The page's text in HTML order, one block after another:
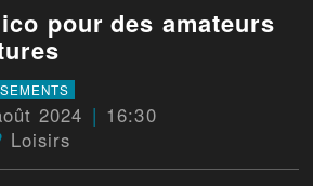
pour des amateurs
2024
16:30
Loisirs